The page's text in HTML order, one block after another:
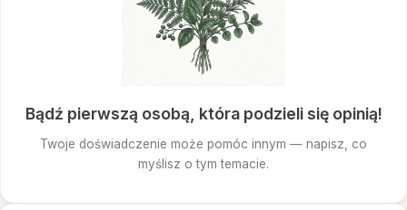
Bądź pierwszą osobą, która podzieli się opinią!
Twoje doświadczenie może pomóc innym — napisz, co
myślisz o tym temacie.